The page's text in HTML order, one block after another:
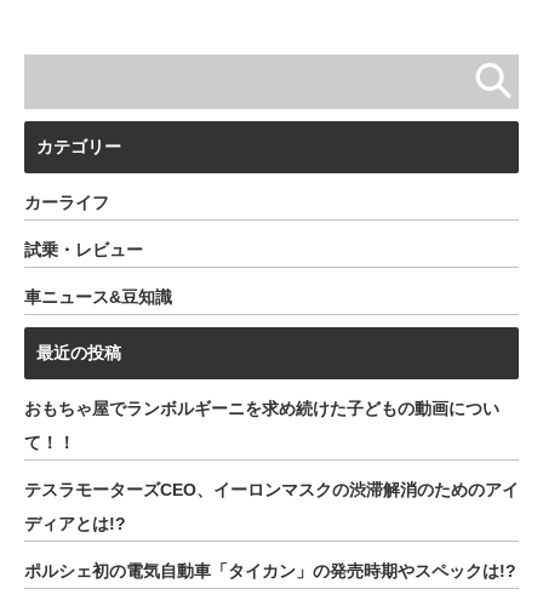
カテゴリー
カーライフ
試乗・レビュー
車ニュース&豆知識
最近の投稿
おもちゃ屋でランボルギーニを求め続けた子どもの動画につい
て！！
テスラモーターズCEO、イーロンマスクの渋滞解消のためのアイ
ディアとは!?
ポルシェ初の電気自動車「タイカン」の発売時期やスペックは!?